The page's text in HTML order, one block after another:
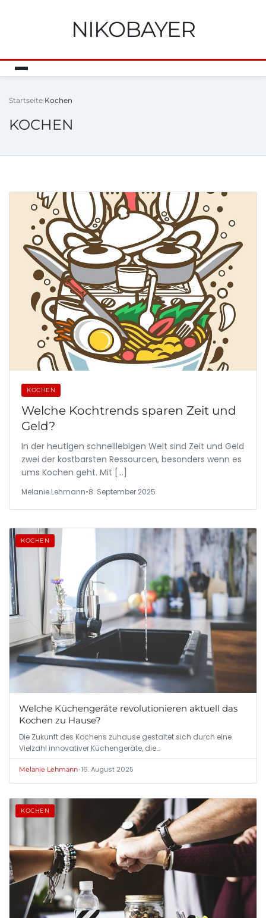
NIKOBAYER
Startseite Kochen
KOCHEN
KOCHEN
Welche Kochtrends sparen Zeit und
Geld?
In der heutigen schnelllebigen Welt sind Zeit und Geld
zwei der kostbarsten Ressourcen, besonders wenn es
ums Kochen geht. Mit […]
Melanie Lehmann•8. September 2025
KOCHEN
Welche Küchengeräte revolutionieren aktuell das
Kochen zu Hause?
Die Zukunft des Kochens zuhause gestaltet sich durch eine
Vielzahl innovativer Küchengeräte, die…
Melanie Lehmann•16. August 2025
KOCHEN